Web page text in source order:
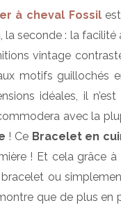
à cheval Fossilest
seconde : la facilité
vintage
motifs guillochés
idéales, il
avec la
! Ce Bracelet en
! Et cela grâce
ou
que de plus en